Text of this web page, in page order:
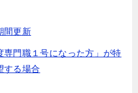
間更新
専門職１号になった方」が特
する場合